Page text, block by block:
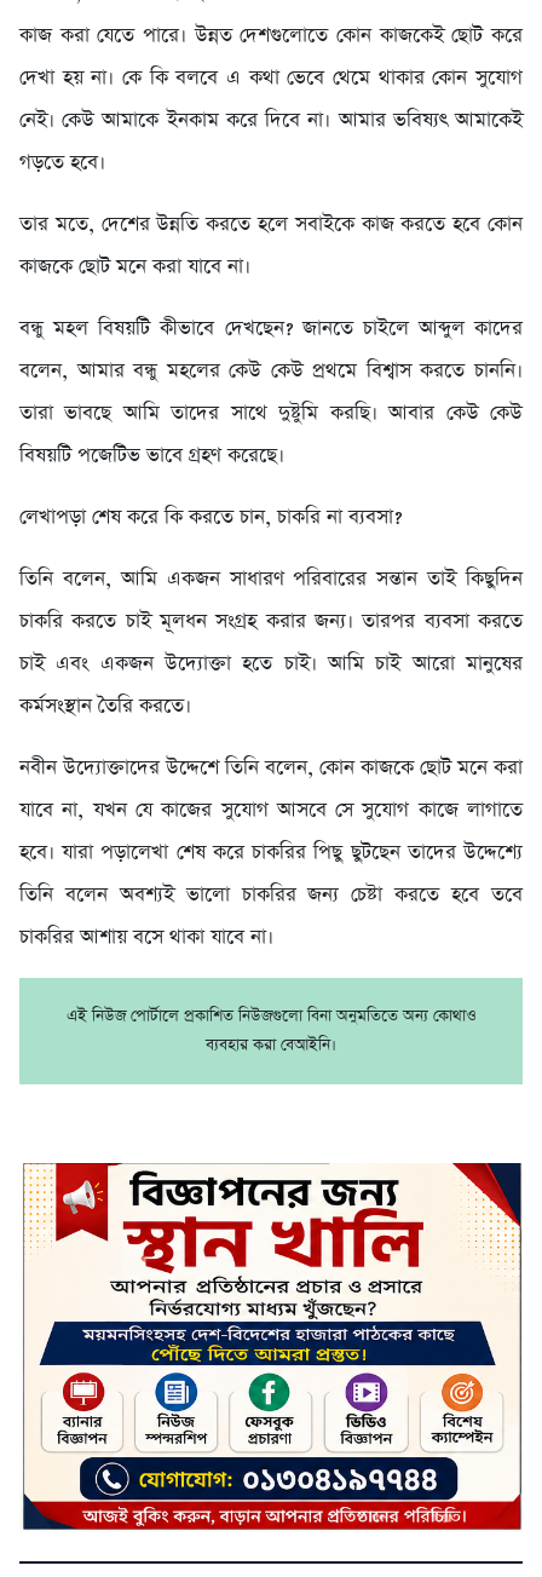
কাজ করা যেতে পারে। উন্নত দেশগুলোতে কোন কাজকেই ছোট করে
দেখা হয় না। কে কি বলবে এ কথা ভেবে থেমে থাকার কোন সুযোগ
নেই। কেউ আমাকে ইনকাম করে দিবে না। আমার ভবিষ্যৎ আমাকেই
গড়তে হবে।
তার মতে, দেশের উন্নতি করতে হলে সবাইকে কাজ করতে হবে কোন
কাজকে ছোট মনে করা যাবে না।
বন্ধু মহল বিষয়টি কীভাবে দেখছেন? জানতে চাইলে আব্দুল কাদের
বলেন, আমার বন্ধু মহলের কেউ কেউ প্রথমে বিশ্বাস করতে চাননি।
তারা ভাবছে আমি তাদের সাথে দুষ্টুমি করছি। আবার কেউ কেউ
বিষয়টি পজেটিভ ভাবে গ্রহণ করেছে।
লেখাপড়া শেষ করে কি করতে চান, চাকরি না ব্যবসা?
তিনি বলেন, আমি একজন সাধারণ পরিবারের সন্তান তাই কিছুদিন
চাকরি করতে চাই মূলধন সংগ্রহ করার জন্য। তারপর ব্যবসা করতে
চাই এবং একজন উদ্যোক্তা হতে চাই। আমি চাই আরো মানুষের
কর্মসংস্থান তৈরি করতে।
নবীন উদ্যোক্তাদের উদ্দেশে তিনি বলেন, কোন কাজকে ছোট মনে করা
যাবে না, যখন যে কাজের সুযোগ আসবে সে সুযোগ কাজে লাগাতে
হবে। যারা পড়ালেখা শেষ করে চাকরির পিছু ছুটছেন তাদের উদ্দেশ্যে
তিনি বলেন অবশ্যই ভালো চাকরির জন্য চেষ্টা করতে হবে তবে
চাকরির আশায় বসে থাকা যাবে না।
এই নিউজ পোর্টালে প্রকাশিত নিউজগুলো বিনা অনুমতিতে অন্য কোথাও
ব্যবহার করা বেআইনি।